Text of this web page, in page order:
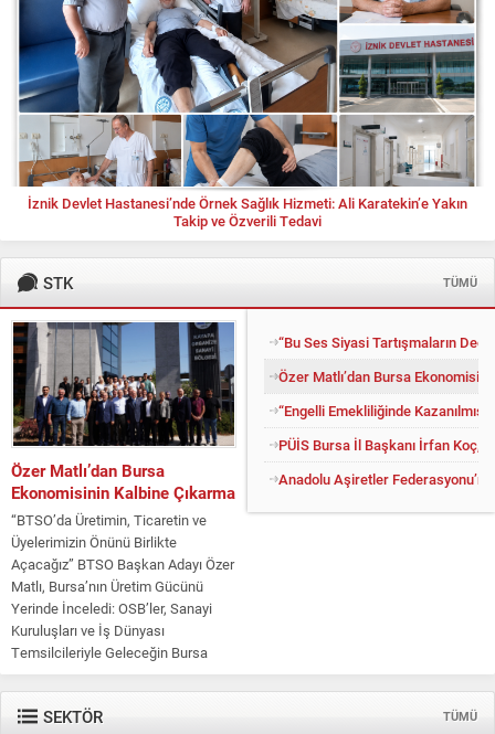
İznik Devlet Hastanesi’nde Örnek Sağlık Hizmeti: Ali Karatekin’e Yakın
Takip ve Özverili Tedavi
STK TÜMÜ
Özer Matlı’dan Bursa
Ekonomisinin Kalbine Çıkarma
“BTSO’da Üretimin, Ticaretin ve
Üyelerimizin Önünü Birlikte
Açacağız” BTSO Başkan Adayı Özer
Matlı, Bursa’nın Üretim Gücünü
Yerinde İnceledi: OSB’ler, Sanayi
Kuruluşları ve İş Dünyası
Temsilcileriyle Geleceğin Bursa
Ekonomisi Masaya Yatırıldı Bursa
Ticaret ve Sanayi Odası (BTSO)
Başkan Adayı Özer Matlı,...
“Bu Ses Siyasi Tartışmaların
Özer Matlı’dan Bursa
“Engelli Emekliliğinde
PÜİS Bursa İl Başkanı İrfan Koç,
Anadolu Aşiretler
SEKTÖR TÜMÜ